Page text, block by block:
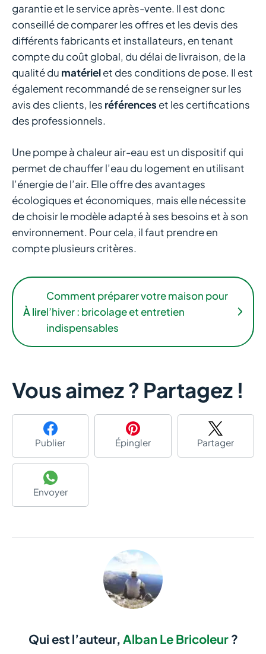
garantie et le service après-vente. Il est donc
conseillé de comparer les offres et les devis des
différents fabricants et installateurs, en tenant
compte du coût global, du délai de livraison, de la
qualité du matérielet des conditions de pose. Il est
également recommandé de se renseigner sur les
avis des clients, les références et les certifications
des professionnels.
Une pompe à chaleur air-eau est un dispositif qui
permet de chauffer l’eau du logement en utilisant
l’énergie de l’air. Elle offre des avantages
écologiques et économiques, mais elle nécessite
de choisir le modèle adapté à ses besoins et à son
environnement. Pour cela, il faut prendre en
compte plusieurs critères.
À lire
Comment préparer votre maison pour
l’hiver : bricolage et entretien
indispensables
Vous aimez ? Partagez !
Publier Épingler Partager
Envoyer
Qui est l’auteur,Alban Le Bricoleur?